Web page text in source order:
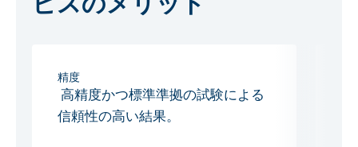
精度
高精度かつ標準準拠の試験による
信頼性の高い結果。